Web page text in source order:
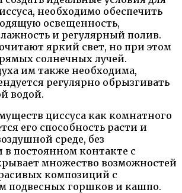
необходимо обеспечить
освещенность,
и регулярный полив.
яркий свет, но при этом
солнечных лучей.
им также необходима,
регулярно обрызгивать
водой.
циссуса как комнатного
его способность расти и
среде, без
постоянном контакте с
множество возможностей
композиций с
подвесных горшков и кашпо.